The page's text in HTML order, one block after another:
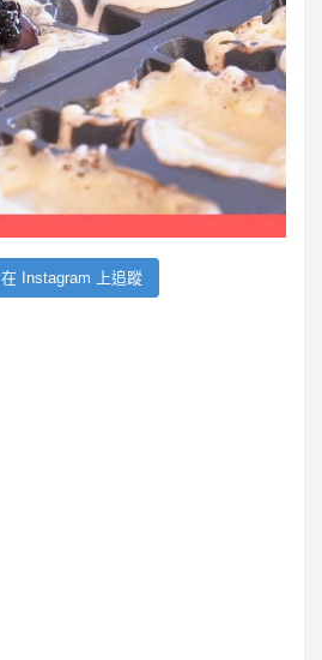
在 Instagram 上追蹤